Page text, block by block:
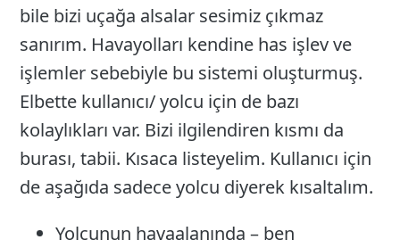
bile bizi uçağa alsalar sesimiz çıkmaz
sanırım. Havayolları kendine has işlev ve
işlemler sebebiyle bu sistemi oluşturmuş.
Elbette kullanıcı/ yolcu için de bazı
kolaylıkları var. Bizi ilgilendiren kısmı da
burası, tabii. Kısaca listeyelim. Kullanıcı için
de aşağıda sadece yolcu diyerek kısaltalım.
Yolcunun havaalanında – ben